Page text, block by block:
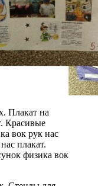
плакат.
физика вок